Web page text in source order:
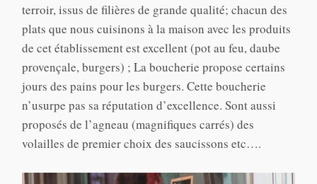
terroir, issus de filières de grande qualité; chacun des
plats que nous cuisinons à la maison avec les produits
de cet établissement est excellent (pot au feu, daube
provençale, burgers) ; La boucherie propose certains
jours des pains pour les burgers. Cette boucherie
n’usurpe pas sa réputation d’excellence. Sont aussi
proposés de l’agneau (magnifiques carrés) des
volailles de premier choix des saucissons etc….